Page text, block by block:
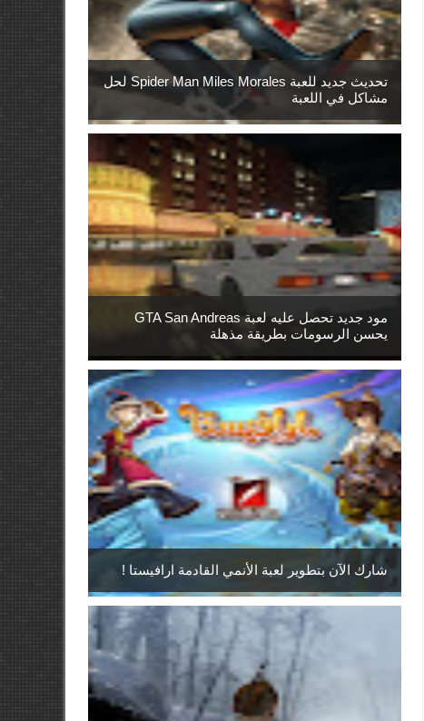
تحديث جديد للعبة Spider Man Miles Morales لحل
مشاكل في اللعبة
مود جديد تحصل عليه لعبة GTA San Andreas
يحسن الرسومات بطريقة مذهلة
شارك الآن بتطوير لعبة الأنمي القادمة ارافيستا !